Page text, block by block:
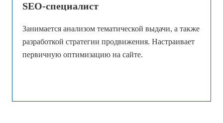
SEO-специалист
Занимается анализом тематической выдачи, а также
разработкой стратегии продвижения. Настраивает
первичную оптимизацию на сайте.